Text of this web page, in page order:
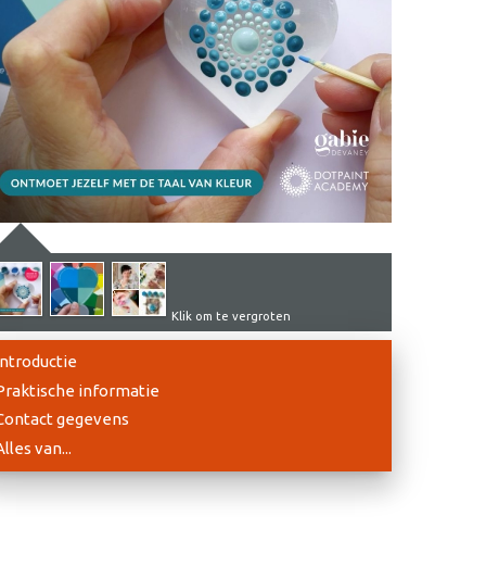
Klik om te vergroten
informatie
gegevens
van...